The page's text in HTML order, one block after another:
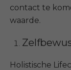
contact te
waarde.
Holistische